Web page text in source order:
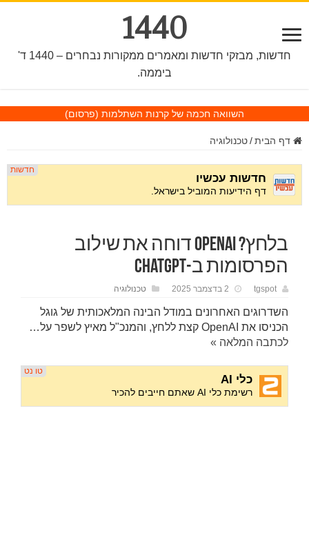
1440
חדשות, מבזקי חדשות ומאמרים ממקורות נבחרים – 1440 ד'
ביממה.
השוואה חכמה של קרנות השתלמות (פרסום)
דף הבית / טכנולוגיה
בלחץ? OpenAI דוחה את שילוב
הפרסומות ב-ChatGPT
tgspot 2 בדצמבר 2025 טכנולוגיה
השדרוגים האחרונים במודל הבינה המלאכותית של גוגל
הכניסו את OpenAI קצת ללחץ, והמנכ"ל מאיץ לשפר על…
לכתבה המלאה »